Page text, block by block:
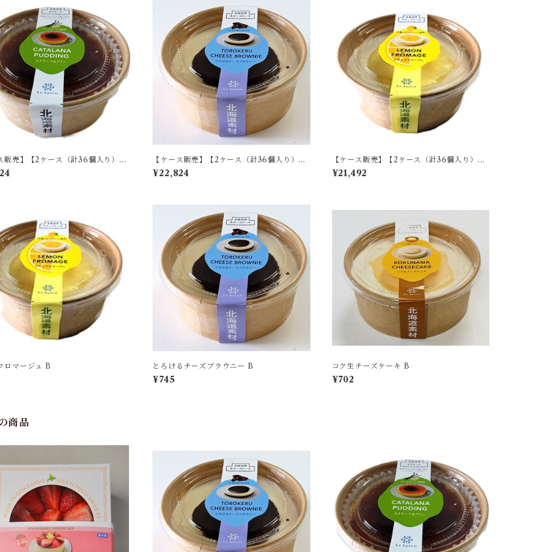
販売】【2ケース（計36個入り）】
ナ&プリン B
【ケース販売】【2ケース（計36個入り）】
とろけるチーズブラウニー B
¥22,824
【ケース販売】【2ケース（計36個入り）】
れもんフロマージュ B
¥21,492
ロマージュ B とろけるチーズブラウニー B
¥745
コク生チーズケーキ B
¥702
商品